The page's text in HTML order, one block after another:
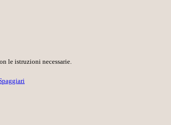
le istruzioni necessarie.